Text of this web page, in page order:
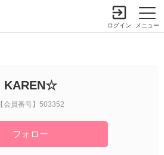
メニュー
ログイン
KAREN☆
【会員番号】503352
フォロー